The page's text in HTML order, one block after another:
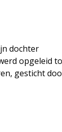
dochter
opgeleid
gesticht